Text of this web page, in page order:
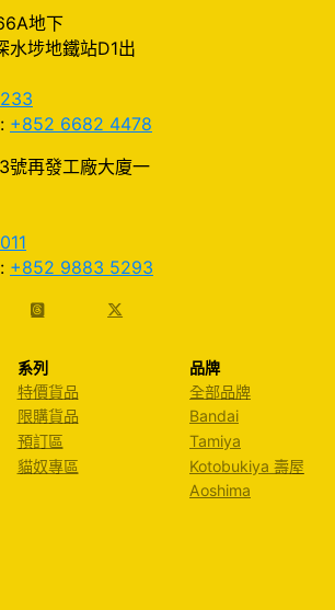
地下
水埗地鐵站D1出
+852 6682 4478
號再發工廠大廈一
+852 9883 5293
系列
特價貨品
限購貨品
預訂區
貓奴專區
品牌
全部品牌
Bandai
Tamiya
Kotobukiya 壽屋
Aoshima